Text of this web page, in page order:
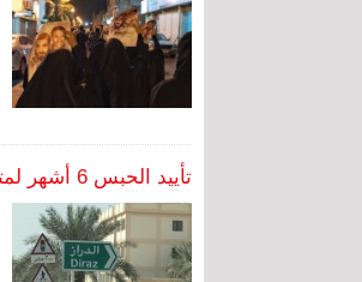
تأييد الحبس 6 أشهر لمتهم بالتجمهر في الدراز